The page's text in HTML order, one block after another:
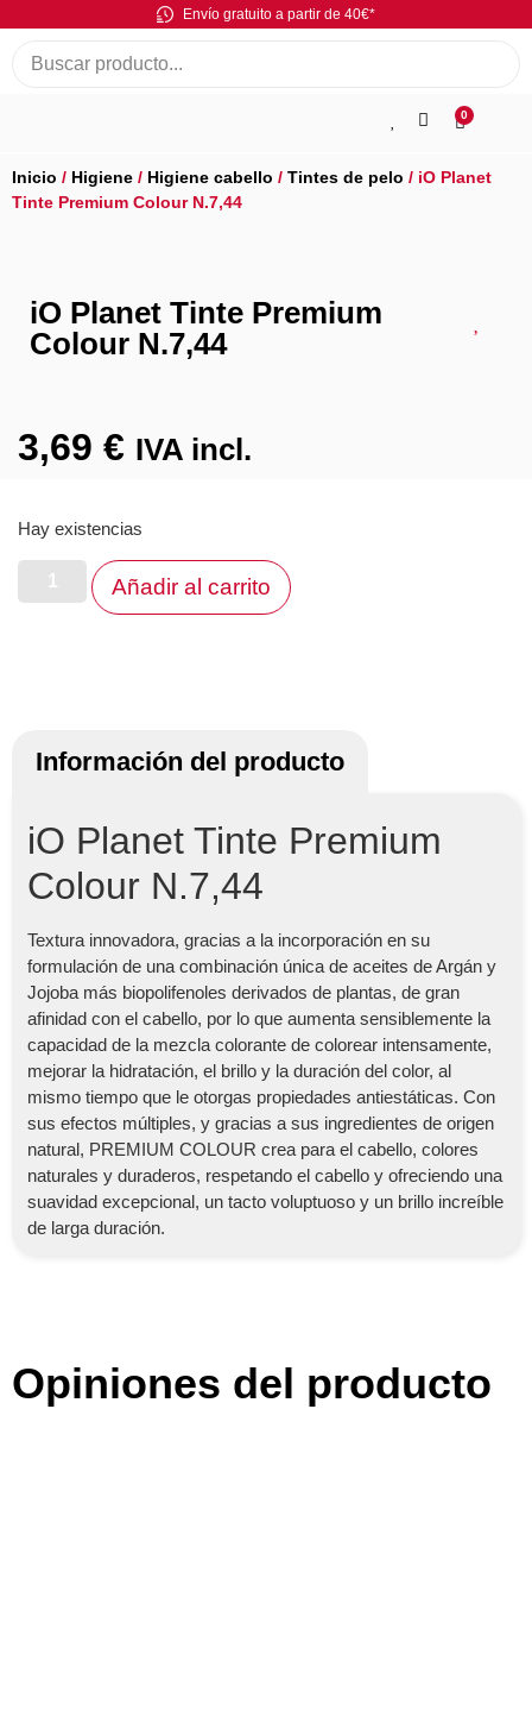
Envío gratuito a partir de 40€*
0
Inicio / Higiene / Higiene cabello / Tintes de pelo / iO Planet
Tinte Premium Colour N.7,44
iO Planet Tinte Premium
Colour N.7,44
3,69 € IVA incl.
Hay existencias
Añadir al carrito
Información del producto
iO Planet Tinte Premium
Colour N.7,44
Textura innovadora, gracias a la incorporación en su
formulación de una combinación única de aceites de Argán y
Jojoba más biopolifenoles derivados de plantas, de gran
afinidad con el cabello, por lo que aumenta sensiblemente la
capacidad de la mezcla colorante de colorear intensamente,
mejorar la hidratación, el brillo y la duración del color, al
mismo tiempo que le otorgas propiedades antiestáticas. Con
sus efectos múltiples, y gracias a sus ingredientes de origen
natural, PREMIUM COLOUR crea para el cabello, colores
naturales y duraderos, respetando el cabello y ofreciendo una
suavidad excepcional, un tacto voluptuoso y un brillo increíble
de larga duración.
Opiniones del producto